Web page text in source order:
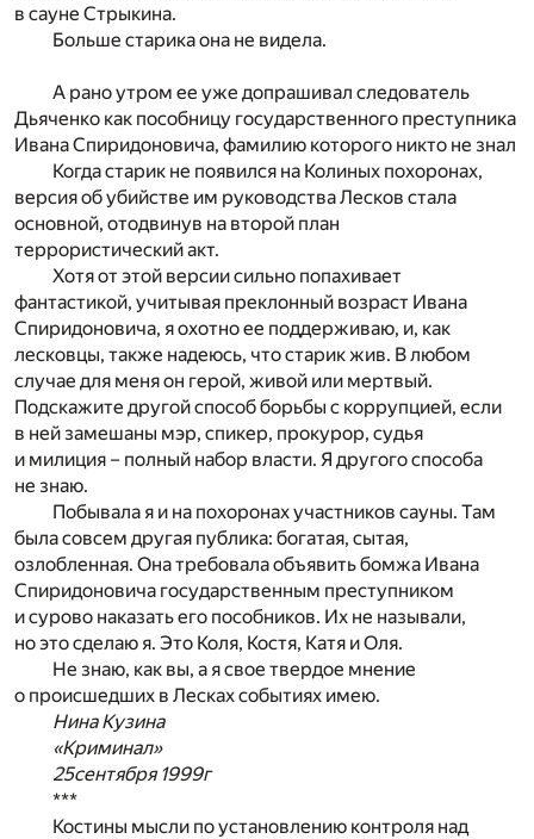
в сауне Стрыкина.
Больше старика она не видела.
А рано утром ее уже допрашивал следователь
Дьяченко как пособницу государственного преступника
Ивана Спиридоновича, фамилию которого никто не знал
Когда старик не появился на Колиных похоронах,
версия об убийстве им руководства Лесков стала
основной, отодвинув на второй план
террористический акт.
Хотя от этой версии сильно попахивает
фантастикой, учитывая преклонный возраст Ивана
Спиридоновича, я охотно ее поддерживаю, и, как
лесковцы, также надеюсь, что старик жив. В любом
случае для меня он герой, живой или мертвый.
Подскажите другой способ борьбы с коррупцией, если
в ней замешаны мэр, спикер, прокурор, судья
и милиция – полный набор власти. Я другого способа
не знаю.
Побывала я и на похоронах участников сауны. Там
была совсем другая публика: богатая, сытая,
озлобленная. Она требовала объявить бомжа Ивана
Спиридоновича государственным преступником
и сурово наказать его пособников. Их не называли,
но это сделаю я. Это Коля, Костя, Катя и Оля.
Не знаю, как вы, а я свое твердое мнение
о происшедших в Лесках событиях имею.
Нина Кузина
«Криминал»
25сентября 1999г
***
Костины мысли по установлению контроля над